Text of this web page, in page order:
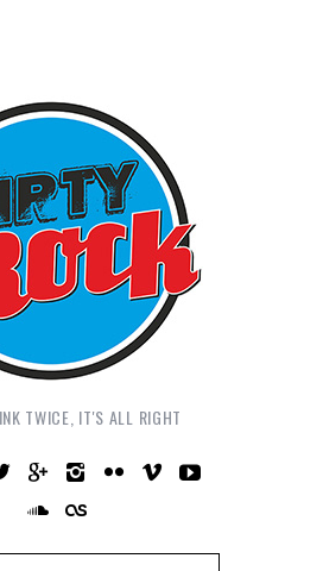
TWICE, IT'S ALL RIGHT